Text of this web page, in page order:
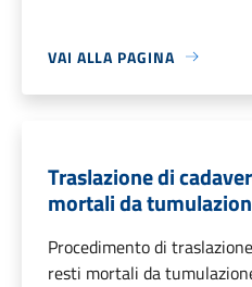
VAI ALLA PAGINA
Traslazione di
mortali da
Procedimento di
resti mortali da